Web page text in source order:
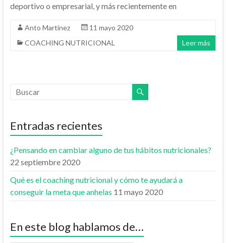
deportivo o empresarial, y más recientemente en
Anto Martínez
11 mayo 2020
COACHING NUTRICIONAL
Leer más
Entradas recientes
¿Pensando en cambiar alguno de tus hábitos nutricionales?
22 septiembre 2020
Qué es el coaching nutricional y cómo te ayudará a
conseguir la meta que anhelas 11 mayo 2020
En este blog hablamos de…